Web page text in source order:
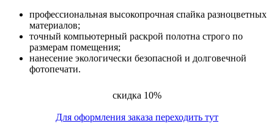
профессиональная высокопрочная спайка разноцветных
материалов;
точный компьютерный раскрой полотна строго по
размерам помещения;
нанесение экологически безопасной и долговечной
фотопечати.
скидка 10%
Для оформления заказа переходить тут